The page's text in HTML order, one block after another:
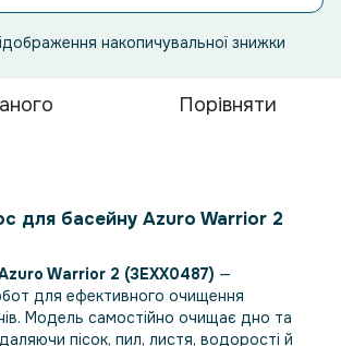
накопичувальної знижки
Порівняти
для басейну Azuro Warrior 2
Warrior 2 (3EXX0487) —
для ефективного очищення
Модель самостійно очищає дно та
пісок, пил, листя, водорості й